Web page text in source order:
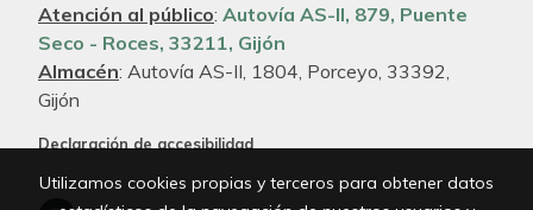
Atención al público: Autovía AS-II, 879, Puente
Seco - Roces, 33211, Gijón
Almacén: Autovía AS-II, 1804, Porceyo, 33392,
Gijón
Declaración de accesibilidad
Utilizamos cookies propias y terceros para obtener datos